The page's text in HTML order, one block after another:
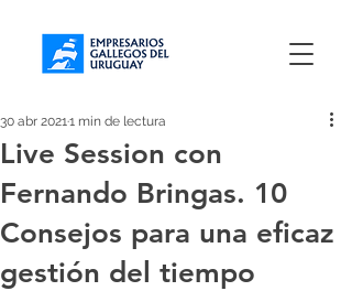
Live Session con
Fernando Bringas. 10
Consejos para una eficaz
gestión del tiempo
30 abr 20211 min de lectura